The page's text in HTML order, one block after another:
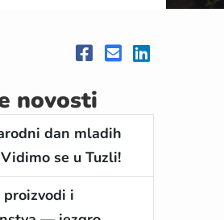
novosti
dan mladih
se u Tuzli!
i